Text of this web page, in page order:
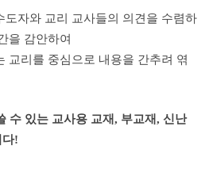
도자와 교리 교사들의 의견을 수렴하
을 감안하여
교리를 중심으로 내용을 간추려 엮
수 있는 교사용 교재, 부교재, 신난
다!